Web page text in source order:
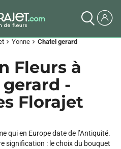
chevron_right Yonne chevron_right Chatel gerard
Fleurs à
-
Florajet
qui en Europe date de l’Antiquité.
signification : le choix du bouquet